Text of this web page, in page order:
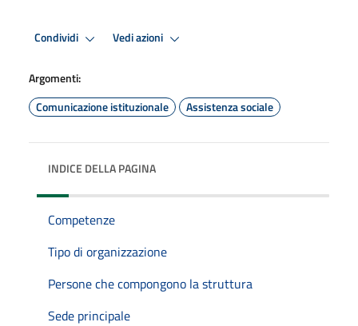
Condividi Vedi azioni
Argomenti:
Comunicazione istituzionale
Assistenza sociale
INDICE DELLA PAGINA
Competenze
Tipo di organizzazione
Persone che compongono la struttura
Sede principale